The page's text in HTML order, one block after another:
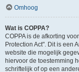
Omhoog
Wat is COPPA?
COPPA is de afkorting
Protection Act". Dit is een
website die mogelijk
hiervoor de toestemming
schriftelijk of op een